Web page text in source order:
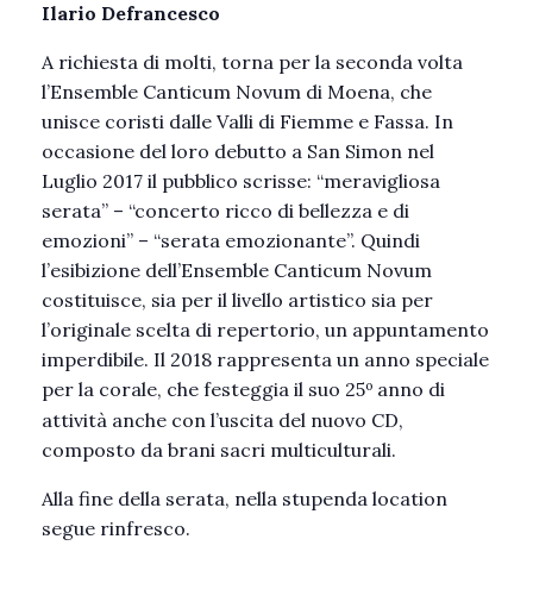
Ilario Defrancesco
A richiesta di molti, torna per la seconda volta
l’Ensemble Canticum Novum di Moena, che
unisce coristi dalle Valli di Fiemme e Fassa. In
occasione del loro debutto a San Simon nel
Luglio 2017 il pubblico scrisse: “meravigliosa
serata” – “concerto ricco di bellezza e di
emozioni” – “serata emozionante”. Quindi
l’esibizione dell’Ensemble Canticum Novum
costituisce, sia per il livello artistico sia per
l’originale scelta di repertorio, un appuntamento
imperdibile. Il 2018 rappresenta un anno speciale
per la corale, che festeggia il suo 25o anno di
attività anche con l’uscita del nuovo CD,
composto da brani sacri multiculturali.
Alla fine della serata, nella stupenda location
segue rinfresco.